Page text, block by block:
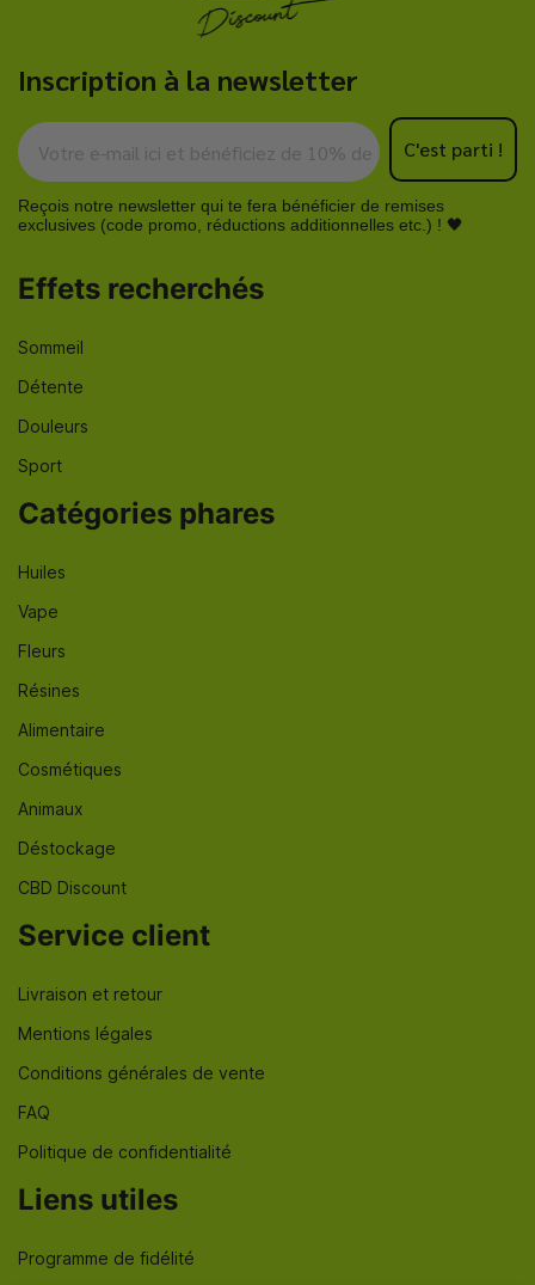
Inscription à la newsletter
C'est parti !
Reçois notre newsletter qui te fera bénéficier de remises
exclusives (code promo, réductions additionnelles etc.) ! 🖤
Effets recherchés
Sommeil
Détente
Douleurs
Sport
Catégories phares
Huiles
Vape
Fleurs
Résines
Alimentaire
Cosmétiques
Animaux
Déstockage
CBD Discount
Service client
Livraison et retour
Mentions légales
Conditions générales de vente
FAQ
Politique de confidentialité
Liens utiles
Programme de fidélité